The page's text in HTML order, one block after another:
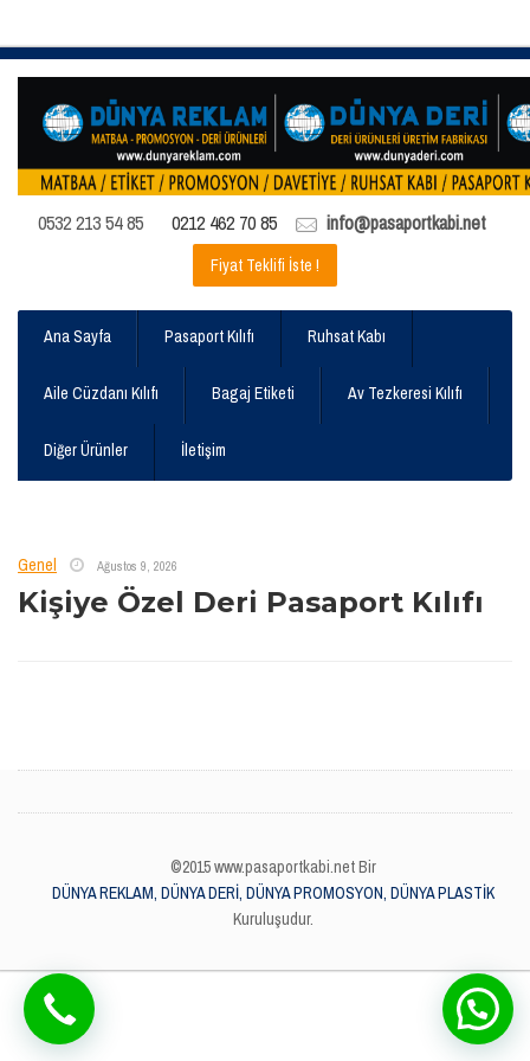
0532 213 54 85 0212 462 70 85 info@pasaportkabi.net
Fiyat Teklifi İste !
Ana Sayfa Pasaport Kılıfı Ruhsat Kabı
Aile Cüzdanı Kılıfı Bagaj Etiketi Av Tezkeresi Kılıfı
Diğer Ürünler İletişim
Genel Ağustos 9, 2026
Kişiye Özel Deri Pasaport Kılıfı
©2015 www.pasaportkabi.net Bir
DÜNYA REKLAM, DÜNYA DERİ, DÜNYA PROMOSYON, DÜNYA PLASTİK
Kuruluşudur.